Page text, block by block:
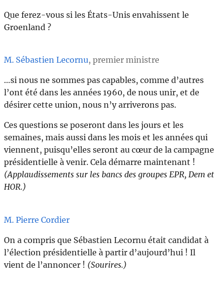
Que ferez-vous si les États-Unis envahissent le
Groenland ?
M. Sébastien Lecornu, premier ministre
…si nous ne sommes pas capables, comme d’autres
l’ont été dans les années 1960, de nous unir, et de
désirer cette union, nous n’y arriverons pas.
Ces questions se poseront dans les jours et les
semaines, mais aussi dans les mois et les années qui
viennent, puisqu’elles seront au cœur de la campagne
présidentielle à venir. Cela démarre maintenant !
(Applaudissements sur les bancs des groupes EPR, Dem et
HOR.)
M. Pierre Cordier
On a compris que Sébastien Lecornu était candidat à
l’élection présidentielle à partir d’aujourd’hui ! Il
vient de l’annoncer ! (Sourires.)